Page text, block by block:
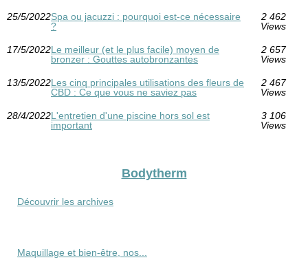
25/5/2022Spa ou jacuzzi : pourquoi est-ce nécessaire
?
2 462
Views
17/5/2022Le meilleur (et le plus facile) moyen de
bronzer : Gouttes autobronzantes
2 657
Views
13/5/2022Les cinq principales utilisations des fleurs de
CBD : Ce que vous ne saviez pas
2 467
Views
28/4/2022L'entretien d'une piscine hors sol est
important
3 106
Views
Bodytherm
Découvrir les archives
Maquillage et bien-être, nos...